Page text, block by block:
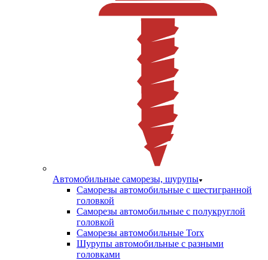
Автомобильные саморезы, шурупы
Саморезы автомобильные с шестигранной
головкой
Саморезы автомобильные с полукруглой
головкой
Саморезы автомобильные Torx
Шурупы автомобильные с разными
головками